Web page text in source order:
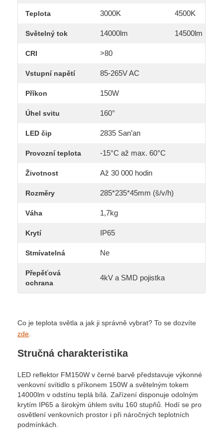
Teplota 3000K 4500K
Světelný tok 14000lm 14500lm
CRI >80
Vstupní napětí 85-265V AC
Příkon 150W
Úhel svitu 160°
LED čip 2835 San’an
Provozní teplota -15°C až max. 60°C
Životnost Až 30 000 hodin
Rozměry 285*235*45mm (š/v/h)
Váha 1,7kg
Krytí IP65
Stmívatelná Ne
Přepěťová
ochrana
4kV a SMD pojistka
Co je teplota světla a jak ji správně vybrat? To se dozvíte
zde
Stručná charakteristika
LED reflektor FM150W v černé barvě představuje výkonné
venkovní svítidlo s příkonem 150W a světelným tokem
14000lm v odstínu teplá bílá. Zařízení disponuje odolným
krytím IP65 a širokým úhlem svitu 160 stupňů. Hodí se pro
osvětlení venkovních prostor i při náročných teplotních
podmínkách.